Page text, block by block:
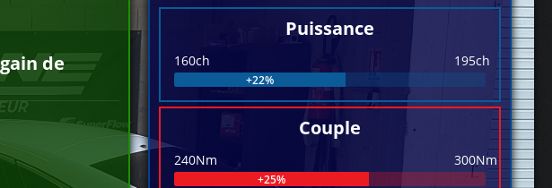
de
Puissance
160ch 195ch
+22%
Couple
240Nm 300Nm
+25%